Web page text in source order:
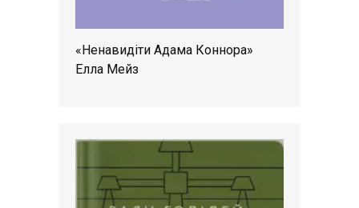
«Ненавидіти Адама Коннора»
Елла Мейз